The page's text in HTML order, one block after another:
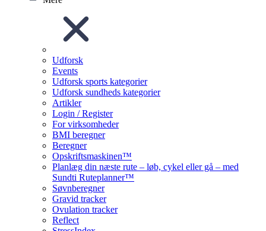
Udforsk
Events
Udforsk sports kategorier
Udforsk sundheds kategorier
Artikler
Login / Register
For virksomheder
BMI beregner
Beregner
Opskriftsmaskinen™
Planlæg din næste rute – løb, cykel eller gå – med
Sundti Ruteplanner™
Søvnberegner
Gravid tracker
Ovulation tracker
Reflect